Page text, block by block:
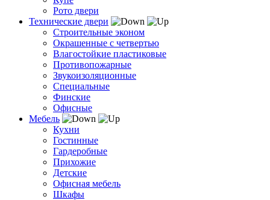
Рото двери
Технические двери
Строительные эконом
Окрашенные с четвертью
Влагостойкие пластиковые
Противопожарные
Звукоизоляционные
Специальные
Финские
Офисные
Мебель
Кухни
Гостинные
Гардеробные
Прихожие
Детские
Офисная мебель
Шкафы